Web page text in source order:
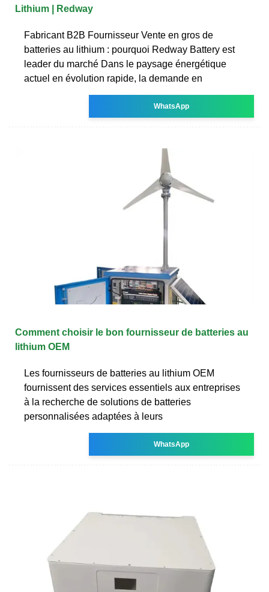
Lithium | Redway
Fabricant B2B Fournisseur Vente en gros de
batteries au lithium : pourquoi Redway Battery est
leader du marché Dans le paysage énergétique
actuel en évolution rapide, la demande en
WhatsApp
Comment choisir le bon fournisseur de batteries au
lithium OEM
Les fournisseurs de batteries au lithium OEM
fournissent des services essentiels aux entreprises
à la recherche de solutions de batteries
personnalisées adaptées à leurs
WhatsApp